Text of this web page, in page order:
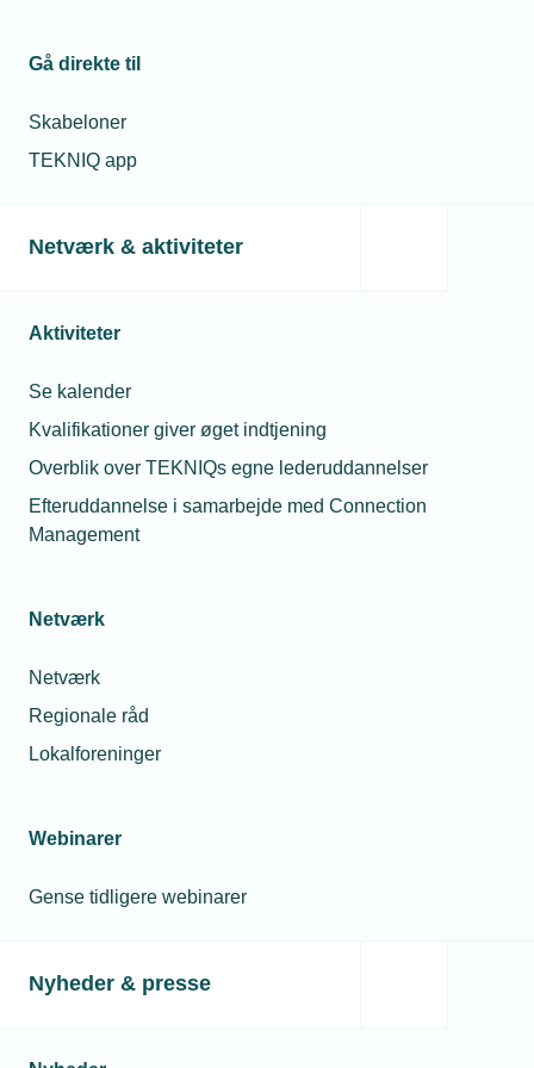
Gå direkte til
Skabeloner
TEKNIQ app
Netværk & aktiviteter
Aktiviteter
Se kalender
Kvalifikationer giver øget indtjening
Overblik over TEKNIQs egne lederuddannelser
Efteruddannelse i samarbejde med Connection
Management
Netværk
Netværk
Regionale råd
Lokalforeninger
Webinarer
Gense tidligere webinarer
Nyheder & presse
Vælg den rigtige uddannelse
og niveau (EUD eller EUX). Herunder finder
energiuddannelsen.dk
Vælg det speciale, der passer til
Vvs-installationstekniker:Montage,
konstruktion og service på sanitet, varme
Vvs-energispecialist:
energitekniske installationer
Ventilationstekniker:
optimering.
og facader.
Elektrikeruddannelsen (Se mere på
hovedforløb. Efter disse vælges moduler, der